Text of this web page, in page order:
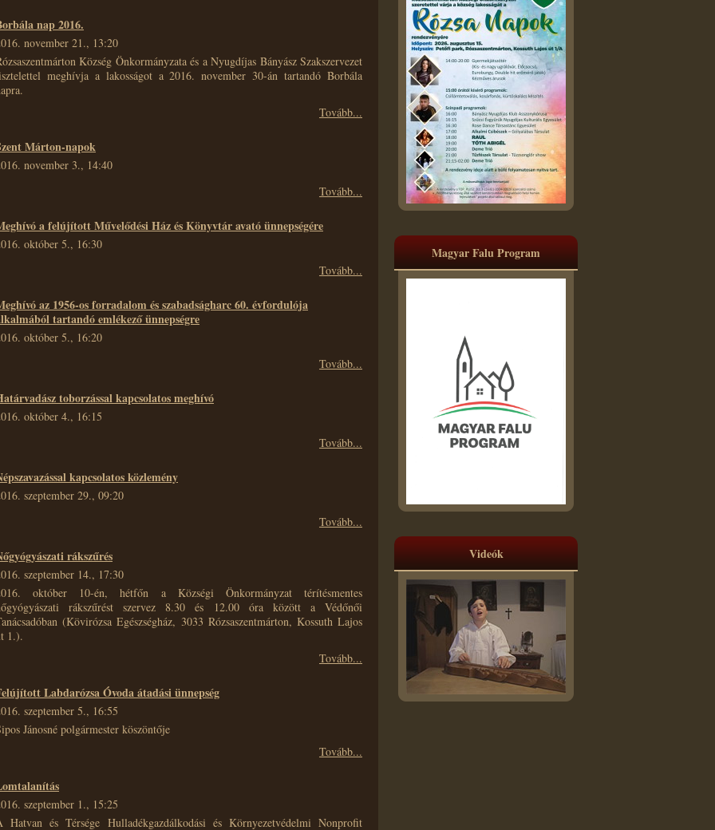
nap 2016.
november 21., 13:20
Község Önkormányzata és a Nyugdíjas Bányász Szakszervezet
meghívja a lakosságot a 2016. november 30-án tartandó Borbála
Tovább...
Márton-napok
november 3., 14:40
Tovább...
a felújított Művelődési Ház és Könyvtár avató ünnepségére
október 5., 16:30
Tovább...
az 1956-os forradalom és szabadságharc 60. évfordulója
tartandó emlékező ünnepségre
október 5., 16:20
Tovább...
toborzással kapcsolatos meghívó
október 4., 16:15
Tovább...
kapcsolatos közlemény
szeptember 29., 09:20
Tovább...
rákszűrés
szeptember 14., 17:30
október 10-én, hétfőn a Községi Önkormányzat térítésmentes
rákszűrést szervez 8.30 és 12.00 óra között a Védőnői
(Kövirózsa Egészségház, 3033 Rózsaszentmárton, Kossuth Lajos
1.).
Tovább...
Labdarózsa Óvoda átadási ünnepség
szeptember 5., 16:55
Jánosné polgármester köszöntője
Tovább...
szeptember 1., 15:25
Hatvan és Térsége Hulladékgazdálkodási és Környezetvédelmi Nonprofit
Magyar Falu Program
Videók